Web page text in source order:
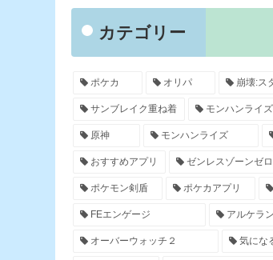
カテゴリー
ポケカ オリパ 崩壊:ス
サンブレイク重ね着 モンハンライ
原神 モンハンライズ
おすすめアプリ ゼンレスゾーンゼロ
ポケモン剣盾 ポケカアプリ
FEエンゲージ アルケラ
オーバーウォッチ２ 気にな